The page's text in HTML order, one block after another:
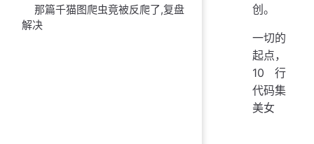
那篇千猫图爬虫竟被反爬了,复盘
解决
创。
一切的
起点，
10 行
代码集
美女